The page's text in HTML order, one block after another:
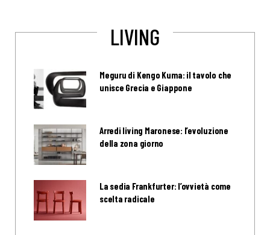
LIVING
Meguru di Kengo Kuma: il tavolo che
unisce Grecia e Giappone
Arredi living Maronese: l’evoluzione
della zona giorno
La sedia Frankfurter: l’ovvietà come
scelta radicale